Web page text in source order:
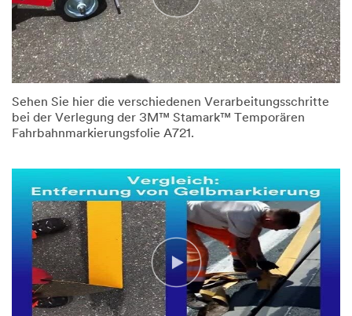
Sehen Sie hier die verschiedenen Verarbeitungsschritte
bei der Verlegung der 3M™ Stamark™ Temporären
Fahrbahnmarkierungsfolie A721.